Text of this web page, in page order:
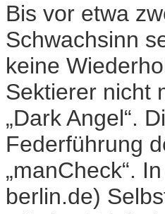
Bis vor etwa
Schwachsinn
keine
Sektierer nicht
„Dark Angel“.
Federführung
„manCheck“.
berlin.de)